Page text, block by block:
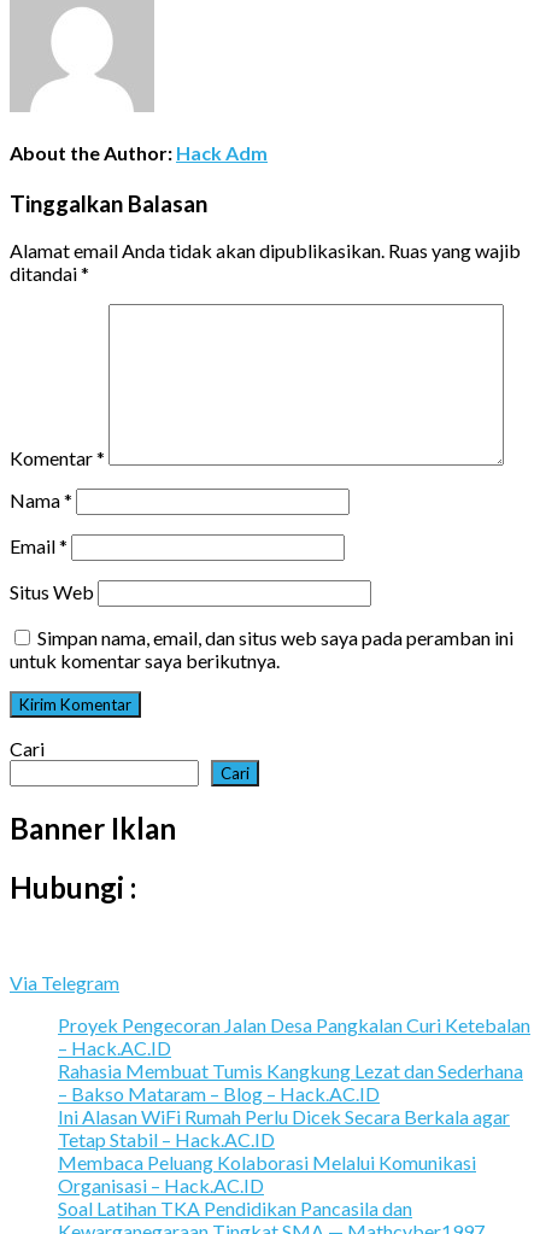
About the Author: Hack Adm
Tinggalkan Balasan
Alamat email Anda tidak akan dipublikasikan. Ruas yang wajib
ditandai*
Komentar*
Nama*
Email*
Situs Web
Simpan nama, email, dan situs web saya pada peramban ini
untuk komentar saya berikutnya.
Cari
Cari
Banner Iklan
Hubungi :
Via Telegram
Proyek Pengecoran Jalan Desa Pangkalan Curi Ketebalan
– Hack.AC.ID
Rahasia Membuat Tumis Kangkung Lezat dan Sederhana
– Bakso Mataram – Blog – Hack.AC.ID
Ini Alasan WiFi Rumah Perlu Dicek Secara Berkala agar
Tetap Stabil – Hack.AC.ID
Membaca Peluang Kolaborasi Melalui Komunikasi
Organisasi – Hack.AC.ID
Soal Latihan TKA Pendidikan Pancasila dan